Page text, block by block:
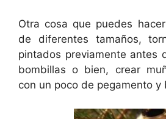
Otra cosa que puedes
de diferentes tamaños,
pintados previamente antes
bombillas o bien, crear
con un poco de pegamento y